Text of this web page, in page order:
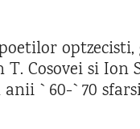
optzecisti,
Cosovei si Ion
`60-`70